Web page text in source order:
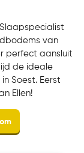
van
perfect aansluit
de ideale
Soest. Eerst
Ellen!